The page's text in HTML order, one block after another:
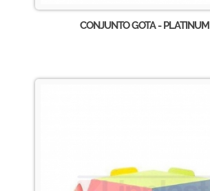
CONJUNTO GOTA - PLATINUM